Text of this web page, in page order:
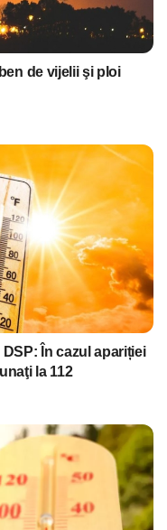
de vijelii şi ploi
În cazul apariției
la 112